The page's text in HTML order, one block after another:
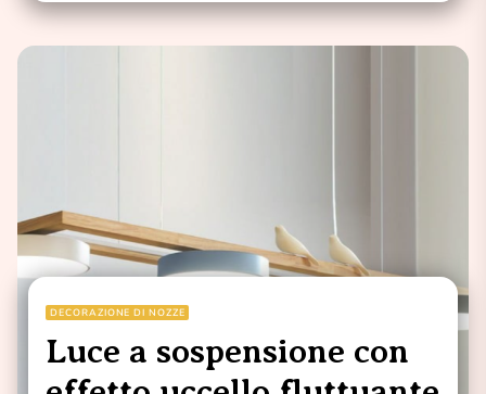
DECORAZIONE DI NOZZE
Luce a sospensione con